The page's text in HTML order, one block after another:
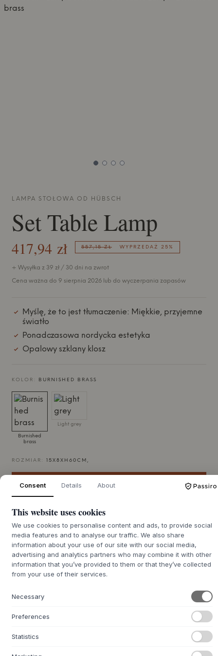
LAMPA STOŁOWA OD HÜBSCH
Set Table Lamp
417,94 zł 557,15 ZŁ WYPRZEDAŻ 25%
+ Wysyłka z 39 zł / 30 dni na zwrot
Cena ważna do 9 sierpnia 2026 lub do wyczerpania zapasów
Myślę, że to jest tłumaczenie: Miękkie, przyjemne
światło
Ponadczasowa nordycka estetyka
Opalowy szklany klosz
KOLOR: BURNISHED BRASS
Burnished
brass
Light grey
ROZMIAR: 15X8XH60CM,
DODAJ DO KOSZYKA
Czas realizacji zamówienia
zwrotnego ok. 9-21 dni
O TYM PRODUKCIE
to elegancka i
smukła lampa stołowa, która wzbogaca każde
pomieszczenie swoim subtelnym blaskiem. Korpus lampy
wykonany jest z żelaza o błyszczącej powierzchni, która w
matowy klosz z opalowego szkła, który pięknie rozprasza
światło, czyniąc je miękkim i przyjemnym. To połączenie
Consent Details About
This website uses cookies
We use cookies to personalise content and ads, to provide social
media features and to analyse our traffic. We also share
information about your use of our site with our social media,
advertising and analytics partners who may combine it with other
information that you’ve provided to them or that they’ve collected
from your use of their services.
Necessary
Preferences
Statistics